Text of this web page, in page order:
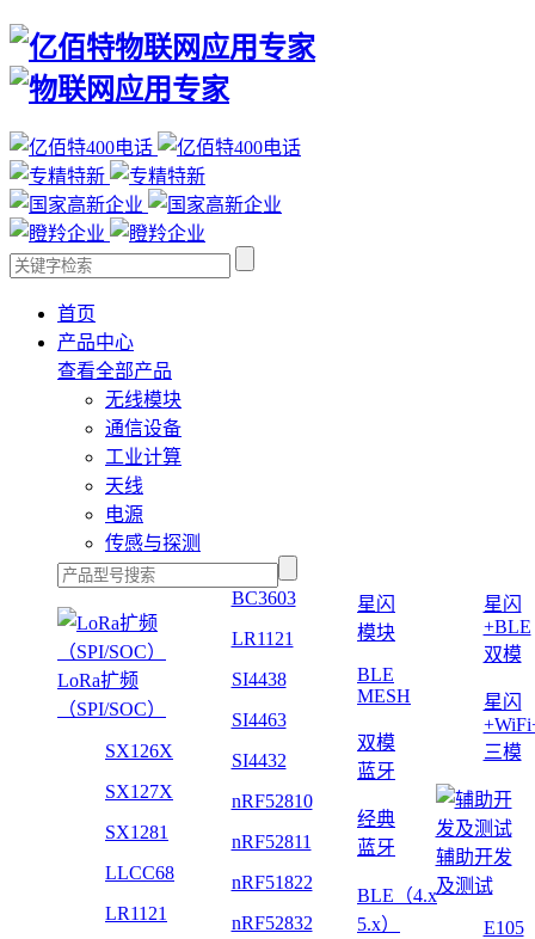
首页
产品中心
查看全部产品
无线模块
通信设备
工业计算
天线
电源
传感与探测
LoRa扩频
（SPI/SOC）
SX126X
SX127X
SX1281
LLCC68
LR1121
BC3603
LR1121
SI4438
SI4463
SI4432
nRF52810
nRF52811
nRF51822
nRF52832
星闪
模块
BLE
MESH
双模
蓝牙
经典
蓝牙
BLE（4.x
5.x）
星闪
+BLE
双模
星闪
三模
辅助开发
及测试
E105